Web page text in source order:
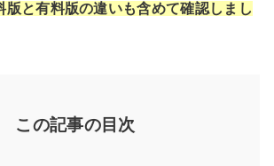
版と有料版の違いも含めて確認しま し
この記事の目次